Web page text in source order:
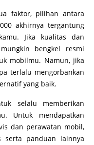
faktor, pilihan antara
akhirnya tergantung
Jika kualitas dan
bengkel resmi
mobilmu. Namun, jika
terlalu mengorbankan
yang baik.
selalu memberikan
Untuk mendapatkan
dan perawatan mobil,
panduan lainnya